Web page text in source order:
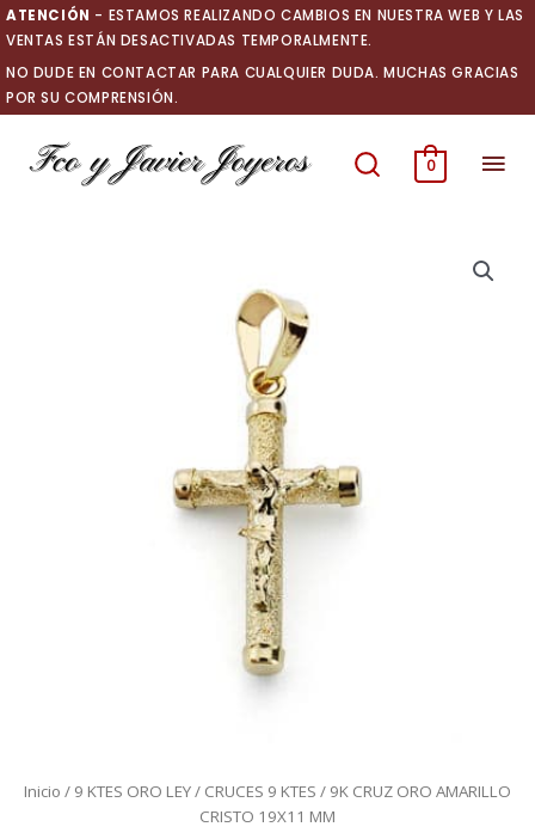
Ir
al
contenido
ATENCIÓN - ESTAMOS REALIZANDO CAMBIOS EN NUESTRA WEB Y LAS
VENTAS ESTÁN DESACTIVADAS TEMPORALMENTE.
NO DUDE EN CONTACTAR PARA CUALQUIER DUDA. MUCHAS GRACIAS
POR SU COMPRENSIÓN.
0
Inicio / 9 KTES ORO LEY/ CRUCES 9 KTES / 9K CRUZ ORO AMARILLO
CRISTO 19X11 MM